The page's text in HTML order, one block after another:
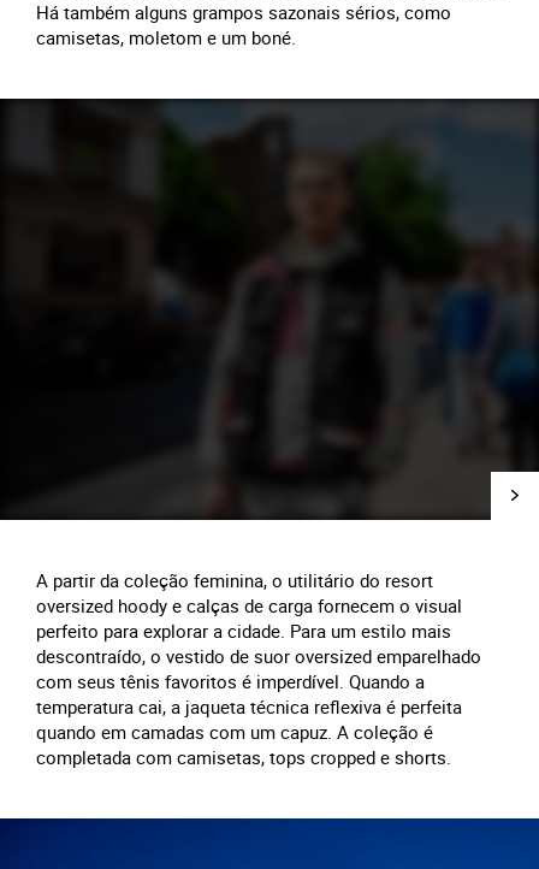
Há também alguns grampos sazonais sérios, como
camisetas, moletom e um boné.
A partir da coleção feminina, o utilitário do resort
oversized hoody e calças de carga fornecem o visual
perfeito para explorar a cidade. Para um estilo mais
descontraído, o vestido de suor oversized emparelhado
com seus tênis favoritos é imperdível. Quando a
temperatura cai, a jaqueta técnica reflexiva é perfeita
quando em camadas com um capuz. A coleção é
completada com camisetas, tops cropped e shorts.